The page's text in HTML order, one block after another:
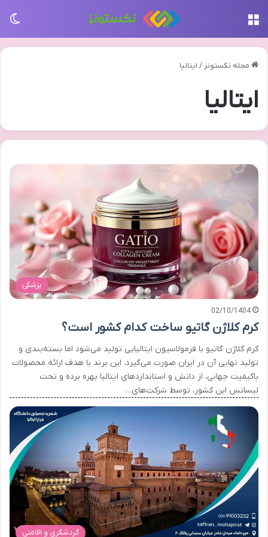
مجله نکستونز / ایتالیا
ایتالیا
پزشکی
02/10/1404
کرم کلاژن گاتیو ساخت کدام کشور است؟
کرم کلاژن گاتیو با فرمولاسیون ایتالیایی تولید می‌شود اما بسته‌بندی و
تولید نهایی آن در ایران صورت می‌گیرد. این برند با هدف ارائه محصولات
باکیفیت جهانی، از دانش و استانداردهای ایتالیا بهره برده و تحت
لیسانس این کشور، توسط شرکت‌های…
گردشگری و اقامتی